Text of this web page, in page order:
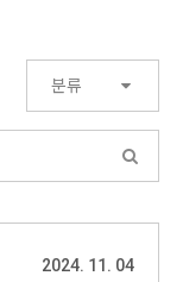
분류
2024. 11. 04